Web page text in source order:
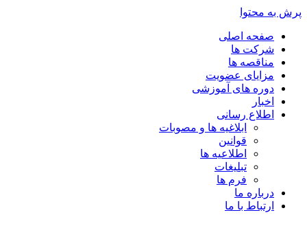
پرش به محتوا
صفحه اصلی
شرکت ها
مناقصه ها
مزایای عضویت
دوره های آموزشی
اخبار
اطلاع رسانی
ابلاغیه ها و مصوبات
قوانین
اطلاعیه ها
تبلیغات
فرم ها
درباره ما
ارتباط با ما